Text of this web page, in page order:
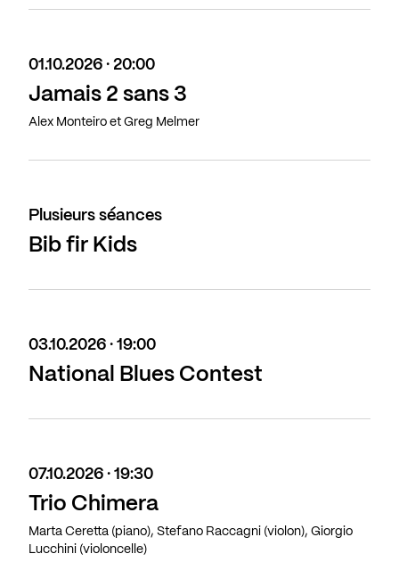
01.10.2026 · 20:00
Jamais 2 sans 3
Alex Monteiro et Greg Melmer
Plusieurs séances
Bib fir Kids
03.10.2026 · 19:00
National Blues Contest
07.10.2026 · 19:30
Trio Chimera
Marta Ceretta (piano), Stefano Raccagni (violon), Giorgio
Lucchini (violoncelle)